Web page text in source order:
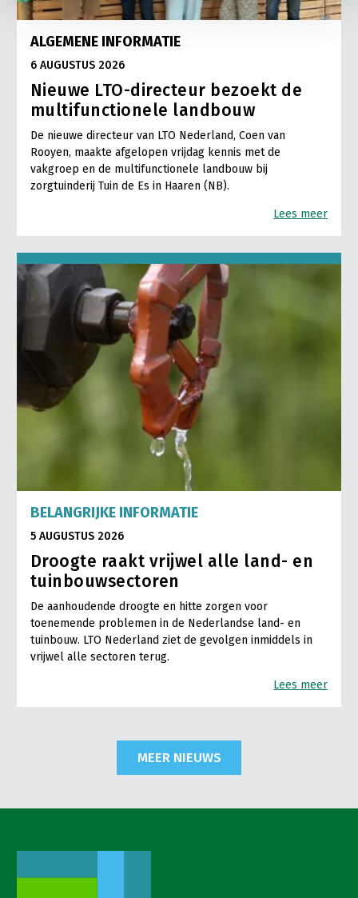
ALGEMENE INFORMATIE
6 AUGUSTUS 2026
Nieuwe LTO-directeur bezoekt de
multifunctionele landbouw
De nieuwe directeur van LTO Nederland, Coen van
Rooyen, maakte afgelopen vrijdag kennis met de
vakgroep en de multifunctionele landbouw bij
zorgtuinderij Tuin de Es in Haaren (NB).
Lees meer
BELANGRIJKE INFORMATIE
5 AUGUSTUS 2026
Droogte raakt vrijwel alle land- en
tuinbouwsectoren
De aanhoudende droogte en hitte zorgen voor
toenemende problemen in de Nederlandse land- en
tuinbouw. LTO Nederland ziet de gevolgen inmiddels in
vrijwel alle sectoren terug.
Lees meer
MEER NIEUWS